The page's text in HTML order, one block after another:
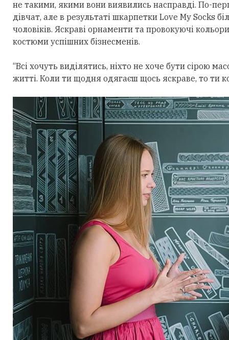
не такими, якими вони виявились насправді. По-
дівчат, але в результаті шкарпетки Love My Socks
чоловіків. Яскраві орнаменти та провокуючі
костюми успішних бізнесменів.
“Всі хочуть виділятись, ніхто не хоче бути сірою
житті. Коли ти щодня одягаєш щось яскраве, то ти